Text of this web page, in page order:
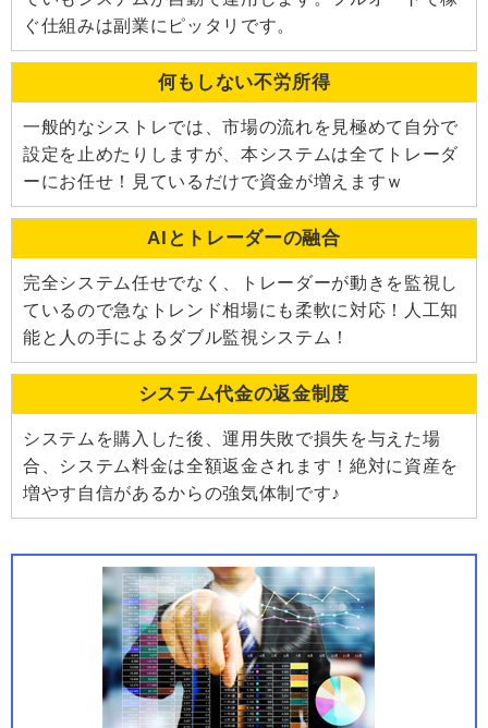
ぐ仕組みは副業にピッタリです。
何もしない不労所得
一般的なシストレでは、市場の流れを見極めて自分で
設定を止めたりしますが、本システムは全てトレーダ
ーにお任せ！見ているだけで資金が増えますｗ
AIとトレーダーの融合
完全システム任せでなく、トレーダーが動きを監視し
ているので急なトレンド相場にも柔軟に対応！人工知
能と人の手によるダブル監視システム！
システム代金の返金制度
システムを購入した後、運用失敗で損失を与えた場
合、システム料金は全額返金されます！絶対に資産を
増やす自信があるからの強気体制です♪